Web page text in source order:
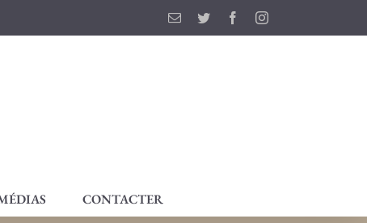
EmailTwitter FacebookInstagram
CONTACTER